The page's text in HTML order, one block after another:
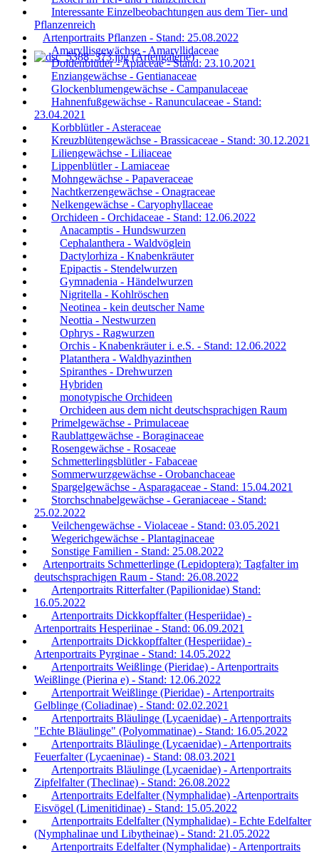
Interessante Einzelbeobachtungen aus dem Tier- und
Pflanzenreich
Artenportraits Pflanzen - Stand: 25.08.2022
Amaryllisgewächse - Amaryllidaceae
Doldenblütler - Apiaceae - Stand: 23.10.2021
Enziangewächse - Gentianaceae
Glockenblumengewächse - Campanulaceae
Hahnenfußgewächse - Ranunculaceae - Stand:
23.04.2021
Korbblütler - Asteraceae
Kreuzblütengewächse - Brassicaceae - Stand: 30.12.2021
Liliengewächse - Liliaceae
Lippenblütler - Lamiaceae
Mohngewächse - Papaveraceae
Nachtkerzengewächse - Onagraceae
Nelkengewächse - Caryophyllaceae
Orchideen - Orchidaceae - Stand: 12.06.2022
Anacamptis - Hundswurzen
Cephalanthera - Waldvöglein
Dactylorhiza - Knabenkräuter
Epipactis - Stendelwurzen
Gymnadenia - Händelwurzen
Nigritella - Kohlröschen
Neotinea - kein deutscher Name
Neottia - Nestwurzen
Ophrys - Ragwurzen
Orchis - Knabenkräuter i. e.S. - Stand: 12.06.2022
Platanthera - Waldhyazinthen
Spiranthes - Drehwurzen
Hybriden
monotypische Orchideen
Orchideen aus dem nicht deutschsprachigen Raum
Primelgewächse - Primulaceae
Raublattgewächse - Boraginaceae
Rosengewächse - Rosaceae
Schmetterlingsblütler - Fabaceae
Sommerwurzgewächse - Orobanchaceae
Spargelgewächse - Asparagaceae - Stand: 15.04.2021
Storchschnabelgewächse - Geraniaceae - Stand:
25.02.2022
Veilchengewächse - Violaceae - Stand: 03.05.2021
Wegerichgewächse - Plantaginaceae
Sonstige Familien - Stand: 25.08.2022
Artenportraits Schmetterlinge (Lepidoptera): Tagfalter im
deutschsprachigen Raum - Stand: 26.08.2022
Artenportraits Ritterfalter (Papilionidae) Stand:
16.05.2022
Artenportraits Dickkopffalter (Hesperiidae) -
Artenportraits Hesperiinae - Stand: 06.09.2021
Artenportraits Dickkopffalter (Hesperiidae) -
Artenportraits Pyrginae - Stand: 14.05.2022
Artenportraits Weißlinge (Pieridae) - Artenportraits
Weißlinge (Pierina e) - Stand: 12.06.2022
Artenportrait Weißlinge (Pieridae) - Artenportraits
Gelblinge (Coliadinae) - Stand: 02.02.2021
Artenportraits Bläulinge (Lycaenidae) - Artenportraits
"Echte Bläulinge" (Polyommatinae) - Stand: 16.05.2022
Artenportraits Bläulinge (Lycaenidae) - Artenportraits
Feuerfalter (Lycaeninae) - Stand: 08.03.2021
Artenportraits Bläulinge (Lycaenidae) - Artenportraits
Zipfelfalter (Theclinae) - Stand: 26.08.2022
Artenportraits Edelfalter (Nymphalidae) -Artenportraits
Eisvögel (Limenitidinae) - Stand: 15.05.2022
Artenportraits Edelfalter (Nymphalidae) - Echte Edelfalter
(Nymphalinae und Libytheinae) - Stand: 21.05.2022
Artenportraits Edelfalter (Nymphalidae) - Artenportraits